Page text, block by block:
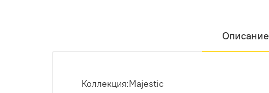
Описание
Коллекция:Majestic